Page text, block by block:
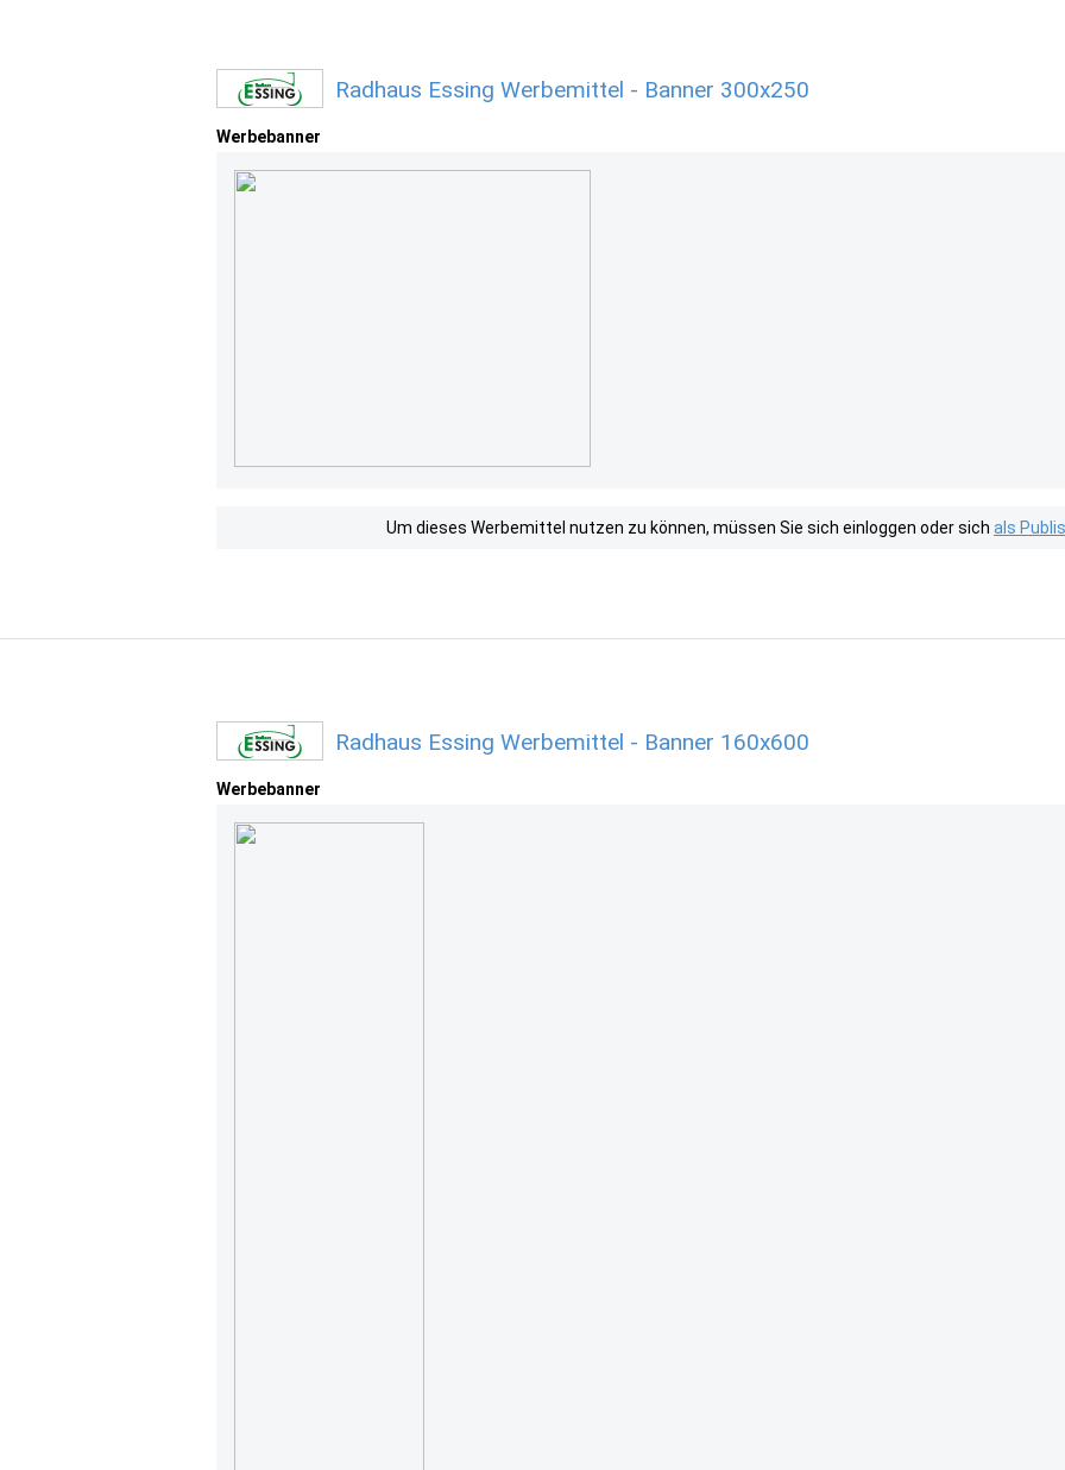
Radhaus Essing Werbemittel - Banner 300x250
Werbebanner
Um dieses Werbemittel nutzen zu können, müssen Sie sich einloggen oder sich als
Radhaus Essing Werbemittel - Banner 160x600
Werbebanner